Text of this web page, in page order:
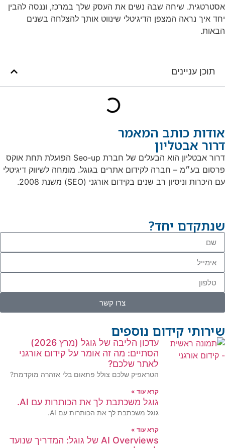
אסטרטגית. שיחה שבה נשים את העסק שלך במרכז, וננסה להבין
יחד איך נראה המצפן הדיגיטלי שינווט אותך להצלחה בשנים
הבאות.
תוכן עניינים
אודות כותב המאמר
דרור אבטליון
דרור אבטליון הוא הבעלים של חברת Seo‑up הפועלת תחת אוקס
פרסום בע״מ – חברה לקידום אתרים בגוגל. מומחה לשיווק דיגיטלי
עם היכרות וניסיון רב שנים בקידום אורגני (SEO) משנת 2008.
שנתקדם יחד?
צרו קשר
שירותי קידום נוספים
עדכון הליבה של גוגל (מרץ 2026)
הסתיים: מה זה אומר על קידום אורגני
לאתר שלכם?
הטראפיק שלכם צולל פתאום בלי אזהרה מוקדמת?
קרא עוד »
גוגל משכתבת לך את הכותרות עם AI.
גוגל משכתבת לך את הכותרות עם AI.
קרא עוד »
AI Overviews של גוגל: המדריך שנועד